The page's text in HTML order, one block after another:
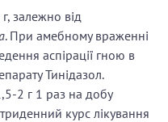
залежно від
. При амебному враженні
аспірації гною в
Тинідазол.
2 г 1 раз на добу
курс лікування